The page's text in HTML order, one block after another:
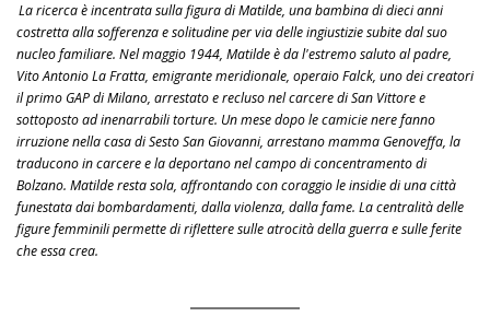
La ricerca è incentrata sulla figura di Matilde, una bambina di dieci anni
costretta alla sofferenza e solitudine per via delle ingiustizie subite dal suo
nucleo familiare. Nel maggio 1944, Matilde è da l'estremo saluto al padre,
Vito Antonio La Fratta, emigrante meridionale, operaio Falck, uno dei creatori
il primo GAP di Milano, arrestato e recluso nel carcere di San Vittore e
sottoposto ad inenarrabili torture. Un mese dopo le camicie nere fanno
irruzione nella casa di Sesto San Giovanni, arrestano mamma Genoveffa, la
traducono in carcere e la deportano nel campo di concentramento di
Bolzano. Matilde resta sola, affrontando con coraggio le insidie di una città
funestata dai bombardamenti, dalla violenza, dalla fame. La centralità delle
figure femminili permette di riflettere sulle atrocità della guerra e sulle ferite
che essa crea.